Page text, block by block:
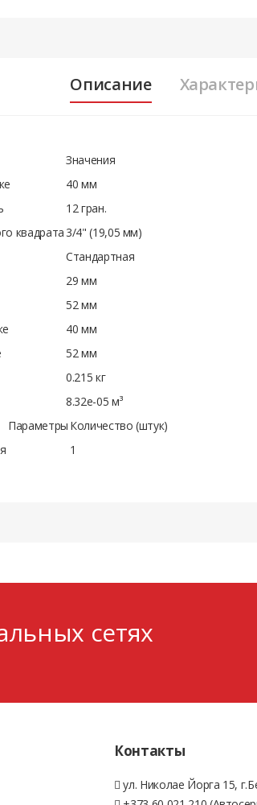
Описание
Значения
40 мм
12 гран.
квадрата 3/4" (19,05 мм)
Стандартная
29 мм
52 мм
40 мм
52 мм
0.215 кг
8.32e-05 м³
Параметры Количество (штук)
1
сетях
Контакты
ул. Николае Йорга 15,